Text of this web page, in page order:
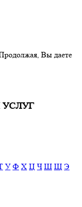
Вы даете
У Ф Х Ц Ч Ш Щ Э